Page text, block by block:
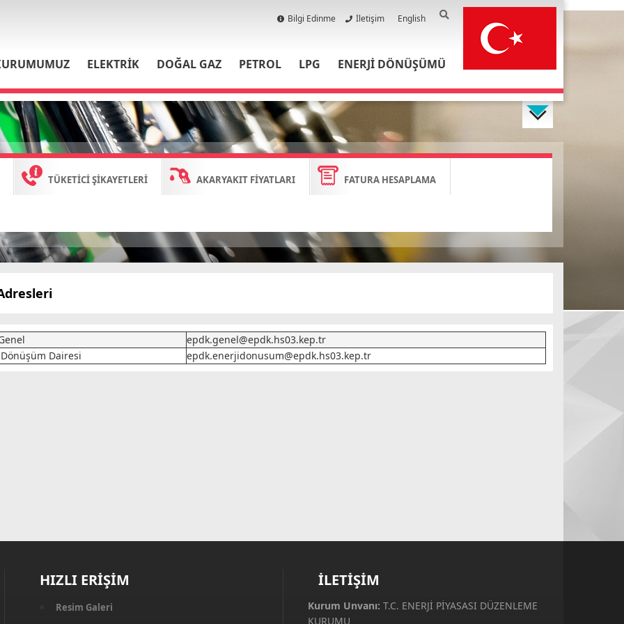
Bilgi Edinme İletişim English
ELEKTRİK DOĞAL GAZ PETROL LPG ENERJİ DÖNÜŞÜMÜ
TÜKETİCİ ŞİKAYETLERİ AKARYAKIT FİYATLARI FATURA HESAPLAMA
epdk.genel@epdk.hs03.kep.tr
Dairesi
epdk.enerjidonusum@epdk.hs03.kep.tr
HIZLI ERİŞİM
Resim Galeri
İLETİŞİM
Kurum Unvanı: T.C. ENERJİ PİYASASI DÜZENLEME
KURUMU